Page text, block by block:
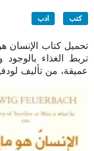
كتب ادب
تربط الغذاء بالوجود
عميقة، من تأليف